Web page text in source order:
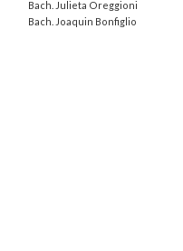
Bach. Julieta Oreggioni
Bach. Joaquin Bonfiglio